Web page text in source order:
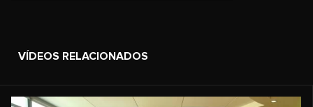
VÍDEOS RELACIONADOS